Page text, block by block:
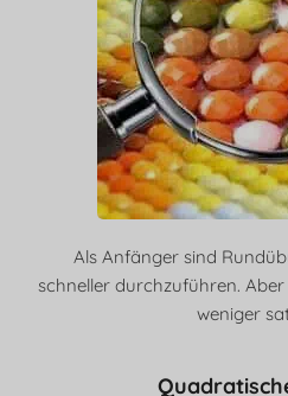
Als Anfänger sind
schneller durchzuführen.
weniger